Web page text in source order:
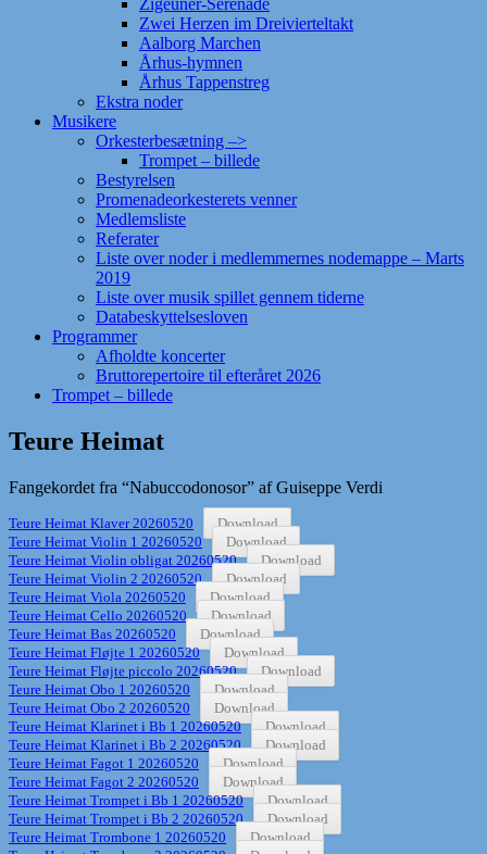
Zwei Herzen im Dreivierteltakt
Aalborg Marchen
Århus-hymnen
Århus Tappenstreg
Ekstra noder
Musikere
Orkesterbesætning –>
Trompet – billede
Bestyrelsen
Promenadeorkesterets venner
Medlemsliste
Referater
Liste over noder i medlemmernes nodemappe – Marts
2019
Liste over musik spillet gennem tiderne
Databeskyttelsesloven
Programmer
Afholdte koncerter
Bruttorepertoire til efteråret 2026
Trompet – billede
Teure Heimat
Fangekordet fra “Nabuccodonosor” af Guiseppe Verdi
Teure Heimat Klaver 20260520
Download
Teure Heimat Violin 1 20260520
Download
Teure Heimat Violin obligat 20260520
Download
Teure Heimat Violin 2 20260520
Download
Teure Heimat Viola 20260520
Download
Teure Heimat Cello 20260520
Download
Teure Heimat Bas 20260520
Download
Teure Heimat Fløjte 1 20260520
Download
Teure Heimat Fløjte piccolo 20260520
Download
Teure Heimat Obo 1 20260520
Download
Teure Heimat Obo 2 20260520
Download
Teure Heimat Klarinet i Bb 1 20260520
Download
Teure Heimat Klarinet i Bb 2 20260520
Download
Teure Heimat Fagot 1 20260520
Download
Teure Heimat Fagot 2 20260520
Download
Teure Heimat Trompet i Bb 1 20260520
Download
Teure Heimat Trompet i Bb 2 20260520
Download
Teure Heimat Trombone 1 20260520
Download